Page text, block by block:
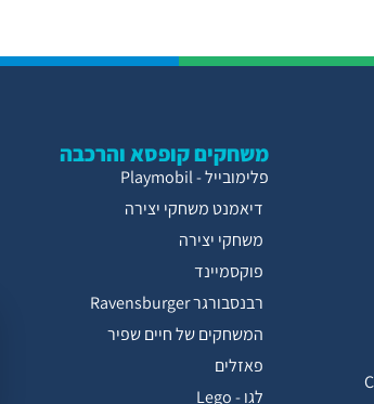
משחקים קופסא והרכבה
פלימובייל - Playmobil
דיאמנט משחקי יצירה
משחקי יצירה
פוקסמיינד
רבנסבורגר Ravensburger
המשחקים של חיים שפיר
פאזלים
לגו - Lego